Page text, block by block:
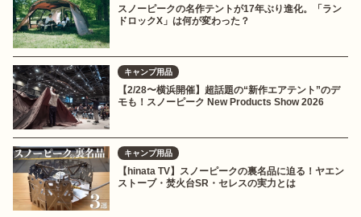
スノーピークの名作テントが17年ぶり進化。「ラン
ドロックX」は何が変わった？
キャンプ用品
【2/28〜横浜開催】超話題の“新作エアテント”のデ
モも！スノーピーク New Products Show 2026
キャンプ用品
【hinata TV】スノーピークの裏名品に迫る！ヤエン
ストーブ・焚火台SR・セレスの実力とは